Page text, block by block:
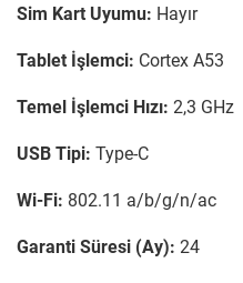
Sim Kart Uyumu: Hayır
Tablet İşlemci: Cortex A53
Temel İşlemci Hızı: 2,3 GHz
USB Tipi: Type-C
Wi-Fi: 802.11 a/b/g/n/ac
Garanti Süresi (Ay): 24